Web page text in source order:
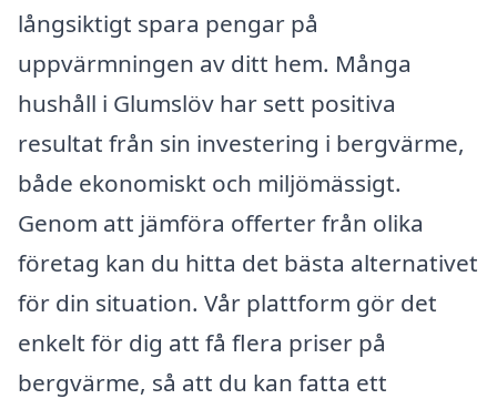
långsiktigt spara pengar på
uppvärmningen av ditt hem. Många
hushåll i Glumslöv har sett positiva
resultat från sin investering i bergvärme,
både ekonomiskt och miljömässigt.
Genom att jämföra offerter från olika
företag kan du hitta det bästa alternativet
för din situation. Vår plattform gör det
enkelt för dig att få flera priser på
bergvärme, så att du kan fatta ett